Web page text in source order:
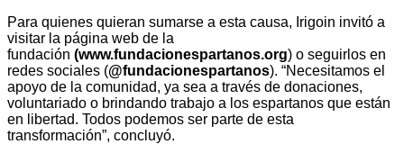
Para quienes quieran sumarse a esta causa, Irigoin invitó a
visitar la página web de la
fundación (www.fundacionespartanos.org) o seguirlos en
redes sociales (@fundacionespartanos). “Necesitamos el
apoyo de la comunidad, ya sea a través de donaciones,
voluntariado o brindando trabajo a los espartanos que están
en libertad. Todos podemos ser parte de esta
transformación”, concluyó.